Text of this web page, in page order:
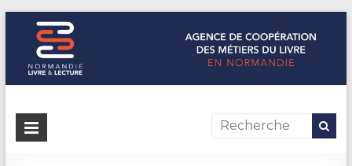
Normandie Livre & Lecture
L'agence de coopération des métiers du livre en Normandie